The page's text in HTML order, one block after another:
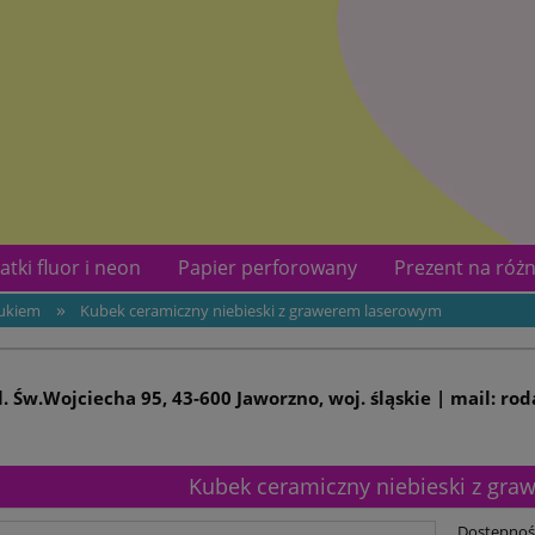
fluor i neon Papier perforowany
Prezent na
Kontakt
» Kubek ceramiczny niebieski z grawerem laserowym
Św.Wojciecha 95, 43-600 Jaworzno, woj. śląskie | mail:
Kubek ceramiczny niebieski z